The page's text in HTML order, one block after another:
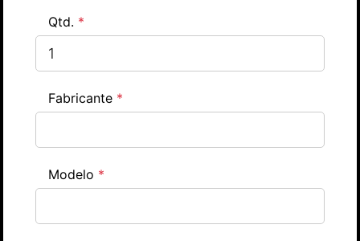
Qtd. *
Fabricante *
Modelo *